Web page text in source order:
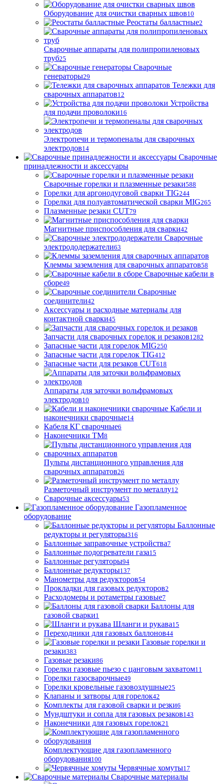
Оборудование для очистки сварных швов10
Реостаты балластные2
Сварочные аппараты для полипропиленовых
труб25
Сварочные
генераторы29
Тележки для
сварочных аппаратов12
Устройства
для подачи проволоки16
Электропечи и термопеналы для сварочных
электродов14
Сварочные
принадлежности и аксессуары
Сварочные горелки и плазменные резаки588
Горелки для аргонодуговой сварки TIG244
Горелки для полуавтоматической сварки MIG265
Плазменные резаки CUT79
Магнитные приспособления для сварки42
Сварочные
электрододержатели63
Клеммы заземления для сварочных аппаратов58
Сварочные кабели в
сборе49
Сварочные
соединители42
Аксессуары и расходные материалы для
контактной сварки45
Запчасти для сварочных горелок и резаков1282
Запасные части для горелок MIG250
Запасные части для горелок TIG412
Запасные части для резаков CUT618
Аппараты для заточки вольфрамовых
электродов10
Кабели и
наконечники сварочные14
Кабеля КГ сварочные6
Наконечники ТМ8
Пульты дистанционного управления для
сварочных аппаратов26
Разметочный инструмент по металлу12
Сварочные аксессуары53
Газопламенное
оборудование
Баллонные
редукторы и регуляторы316
Баллонные заправочные устройства7
Баллонные подогреватели газа15
Баллонные регуляторы94
Баллонные редукторы137
Манометры для редукторов54
Прокладки для газовых редукторов2
Расходомеры и ротаметры газовые7
Баллоны для
газовой сварки1
Шланги и рукава15
Переходники для газовых баллонов44
Газовые горелки и
резаки383
Газовые резаки86
Горелки газовые пьезо с цанговым захватом11
Горелки газосварочные49
Горелки кровельные газовоздушные25
Клапаны и затворы для горелок42
Комплекты для газовой сварки и резки6
Мундштуки и сопла для газовых резаков143
Наконечники для газовых горелок21
Комплектующие для газопламенного
оборудования100
Червячные хомуты17
Сварочные материалы